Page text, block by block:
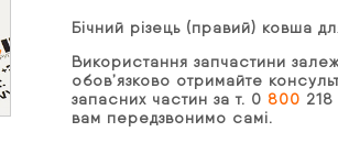
Бічний різець (правий) ковша
Використання запчастини
обов’язково отримайте
запасних частин за т. 0 800
вам передзвонимо самі.